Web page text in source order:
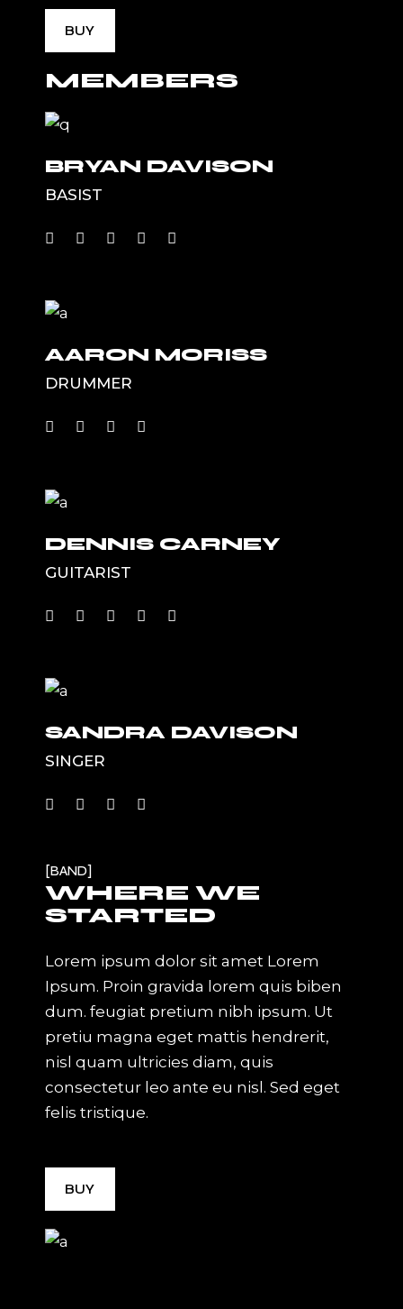
BUY
MEMBERS
BRYAN DAVISON
BASIST
AARON MORISS
DRUMMER
DENNIS CARNEY
GUITARIST
SANDRA DAVISON
SINGER
BAND
WHERE WE
STARTED
Lorem ipsum dolor sit amet Lorem
Ipsum. Proin gravida lorem quis biben
dum. feugiat pretium nibh ipsum. Ut
pretiu magna eget mattis hendrerit,
nisl quam ultricies diam, quis
consectetur leo ante eu nisl. Sed eget
felis tristique.
BUY